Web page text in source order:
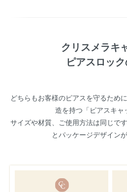
クリスメラキ
ピアスロッ
どちらもお客様のピアスを守るため
造を持つ「ピアスキャ
サイズや材質、ご使用方法は同じで
とパッケージデザイン